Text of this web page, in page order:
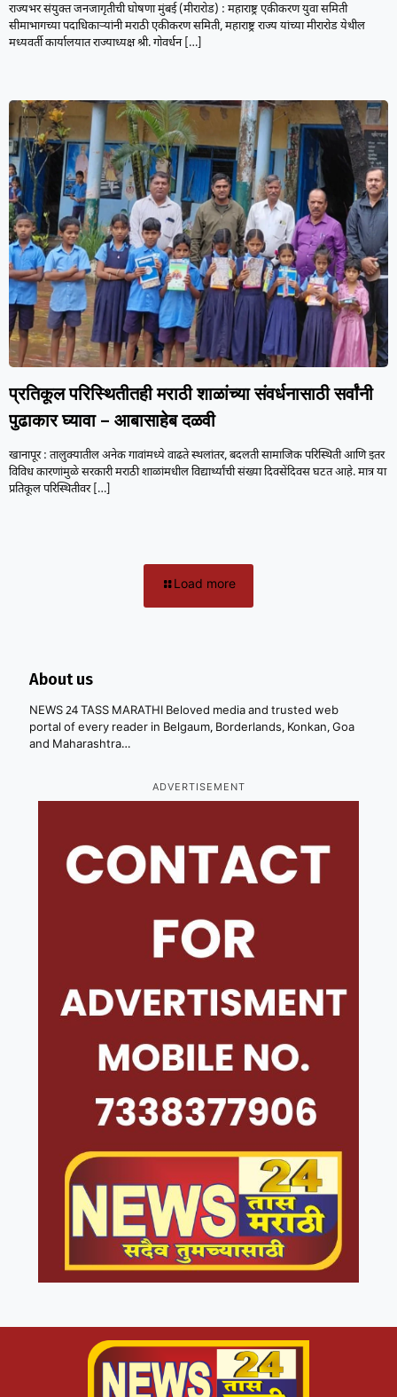
राज्यभर संयुक्त जनजागृतीची घोषणा मुंबई (मीरारोड) : महाराष्ट्र एकीकरण युवा समिती
सीमाभागच्या पदाधिकाऱ्यांनी मराठी एकीकरण समिती, महाराष्ट्र राज्य यांच्या मीरारोड येथील
मध्यवर्ती कार्यालयात राज्याध्यक्ष श्री. गोवर्धन[…]
प्रतिकूल परिस्थितीतही मराठी शाळांच्या संवर्धनासाठी सर्वांनी
पुढाकार घ्यावा – आबासाहेब दळवी
खानापूर : तालुक्यातील अनेक गावांमध्ये वाढते स्थलांतर, बदलती सामाजिक परिस्थिती आणि इतर
विविध कारणांमुळे सरकारी मराठी शाळांमधील विद्यार्थ्यांची संख्या दिवसेंदिवस घटत आहे. मात्र या
प्रतिकूल परिस्थितीवर[…]
Load more
About us
NEWS 24 TASS MARATHI Beloved media and trusted web
portal of every reader in Belgaum, Borderlands, Konkan, Goa
and Maharashtra…
ADVERTISEMENT